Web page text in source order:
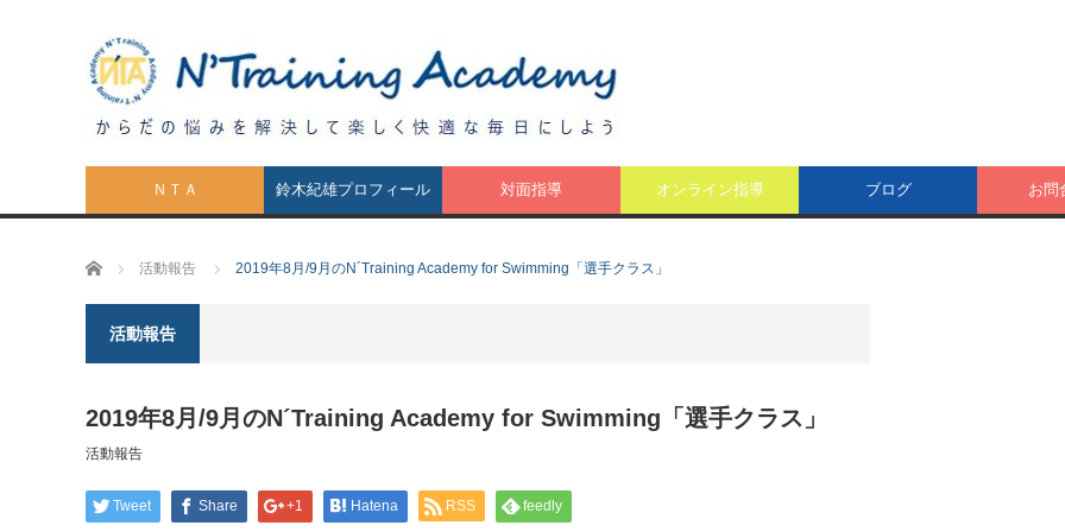
ＮＴＡ 鈴木紀雄プロフィール 対面指導 オンライン指導 ブログ お問
ホーム 活動報告 2019年8月/9月のN´Training Academy for Swimming「選手クラス」
活動報告
2019年8月/9月のN´Training Academy for Swimming「選手クラス」
活動報告
Tweet Share +1 Hatena RSS feedly